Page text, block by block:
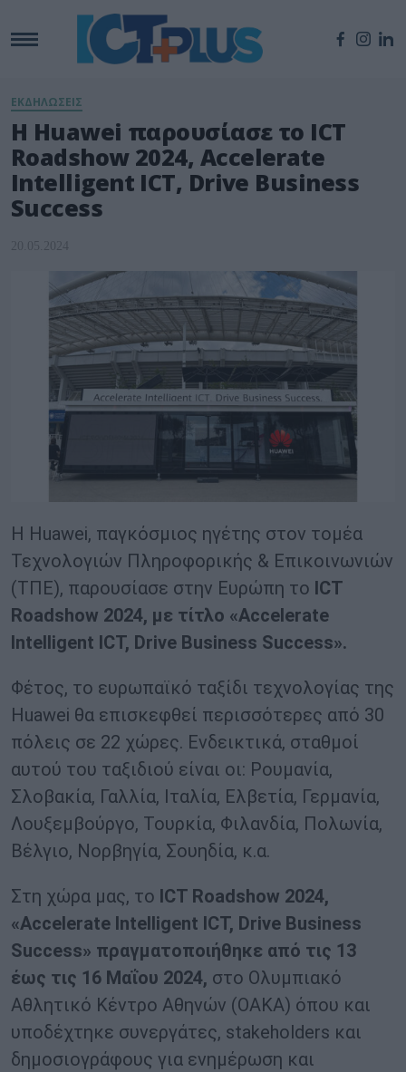
ΕΚΔΗΛΩΣΕΙΣ
Η Huawei παρουσίασε το ICT
Roadshow 2024, Accelerate
Intelligent ICT, Drive Business
Success
20.05.2024
Η Huawei, παγκόσμιος ηγέτης στον τομέα
Τεχνολογιών Πληροφορικής & Επικοινωνιών
(ΤΠΕ), παρουσίασε στην Ευρώπη το ICT
Roadshow 2024, με τίτλο «Accelerate
Intelligent ICT, Drive Business Success».
Φέτος, το ευρωπαϊκό ταξίδι τεχνολογίας της
Huawei θα επισκεφθεί περισσότερες από 30
πόλεις σε 22 χώρες. Ενδεικτικά, σταθμοί
αυτού του ταξιδιού είναι οι: Ρουμανία,
Σλοβακία, Γαλλία, Ιταλία, Ελβετία, Γερμανία,
Λουξεμβούργο, Τουρκία, Φιλανδία, Πολωνία,
Βέλγιο, Νορβηγία, Σουηδία, κ.α.
Στη χώρα μας, το ICT Roadshow 2024,
«Accelerate Intelligent ICT, Drive Business
Success» πραγματοποιήθηκε από τις 13
έως τις 16 Μαΐου 2024, στο Ολυμπιακό
Αθλητικό Κέντρο Αθηνών (ΟΑΚΑ) όπου και
υποδέχτηκε συνεργάτες, stakeholders και
δημοσιογράφους για ενημέρωση και